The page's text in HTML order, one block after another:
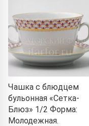
Чашка с блюдцем
бульонная «Сетка-
Блюз» 1/2 Форма:
Молодежная.